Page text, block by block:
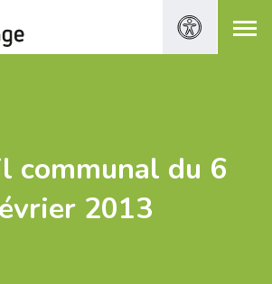
communal du 6
2013